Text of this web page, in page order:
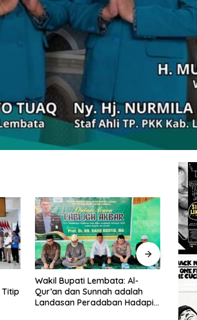
Wakil Bupati Lembata: Al-
Qur’an dan Sunnah adalah
Landasan Peradaban Hadapi